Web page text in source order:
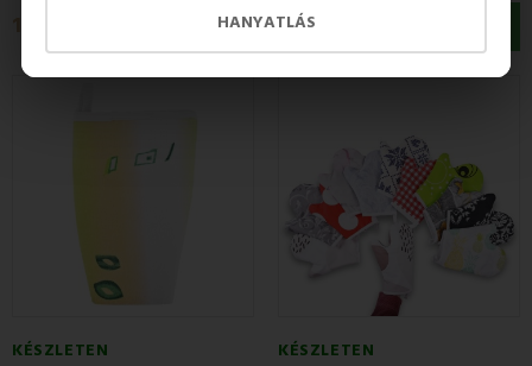
HANYATLÁS
1 040 Ft
KÉSZLETEN KÉSZLETEN